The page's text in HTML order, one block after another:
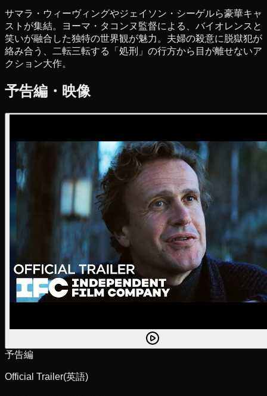
サマラ・ウィーヴィングやジェイソン・シーゲルら豪華キャ
ストが集結。ヨーマ・タコンヌ監督による、バイオレンスと
笑いが融合した独特の世界観が魅力。夫婦の殺意に脱獄犯が
絡み合う、二転三転する「処刑」の行方から目が離せないア
クション大作。
予告編・映像
予告編
Official Trailer(英語)